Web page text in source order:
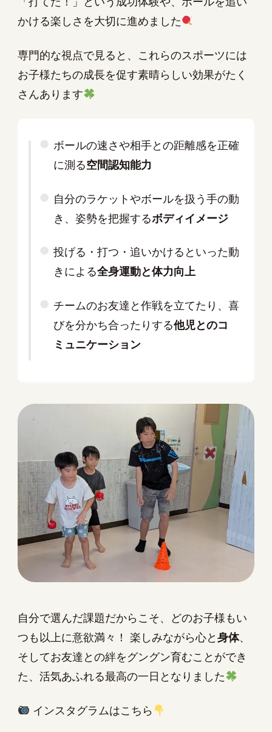
かける楽しさを大切に進めました
専門的な視点で見ると、これらのスポーツには
お子様たちの成長を促す素晴らしい効果がたく
さんあります
ボールの速さや相手との距離感を正確
に測る空間認知能力
自分のラケットやボールを扱う手の動
き、姿勢を把握するボディイメージ
投げる・打つ・追いかけるといった動
きによる全身運動と体力向上
チームのお友達と作戦を立てたり、喜
びを分かち合ったりする他児とのコ
ミュニケーション
自分で選んだ課題だからこそ、どのお子様もい
つも以上に意欲満々！ 楽しみながら心と身体、
そしてお友達との絆をグングン育むことができ
た、活気あふれる最高の一日となりました
インスタグラムはこちら